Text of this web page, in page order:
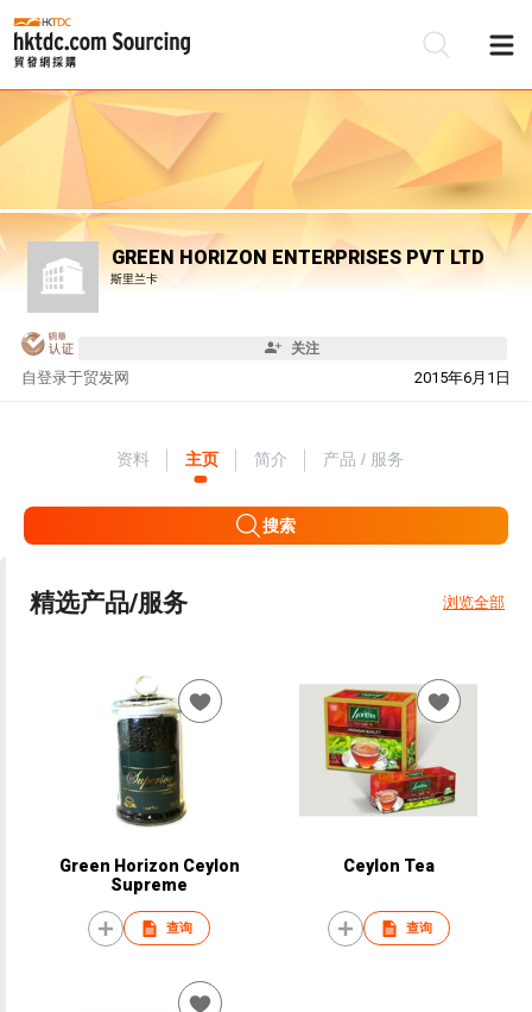
GREEN HORIZON ENTERPRISES PVT LTD
斯里兰卡
关注
自 2015年6月1日
登录于贸发网
资料 主页 简介 产品 / 服务
搜索
精选产品/服务 浏览全部
Green Horizon Ceylon
Supreme
查询
Ceylon Tea
查询